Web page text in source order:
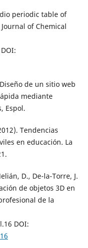
periodic table of
of Chemical
de un sitio web
mediante
Espol.
Tendencias
en educación. La
D., De-la-Torre, J.
de objetos 3D en
de la
DOI: